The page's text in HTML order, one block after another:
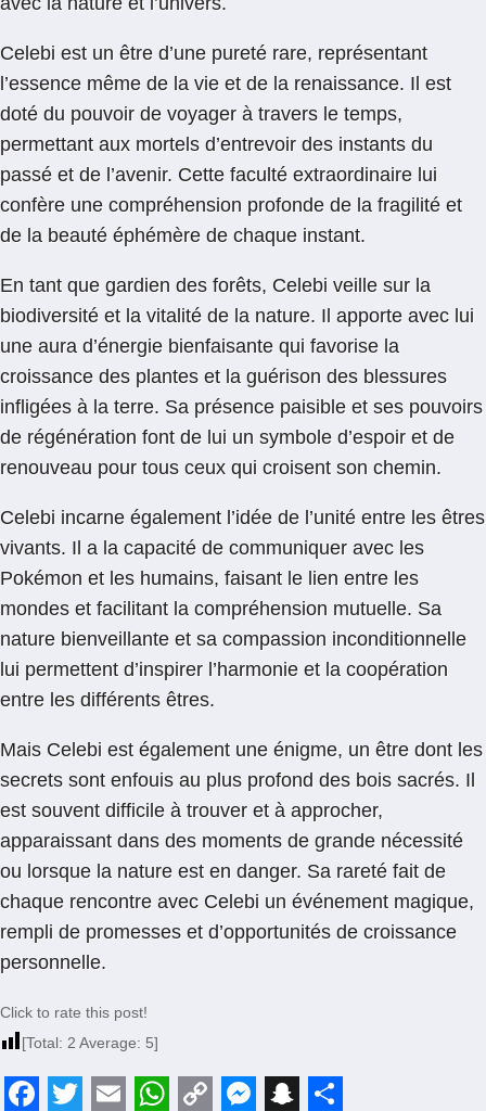
Celebi est un être d’une pureté rare, représentant
l’essence même de la vie et de la renaissance. Il est
doté du pouvoir de voyager à travers le temps,
permettant aux mortels d’entrevoir des instants du
passé et de l’avenir. Cette faculté extraordinaire lui
confère une compréhension profonde de la fragilité et
de la beauté éphémère de chaque instant.
En tant que gardien des forêts, Celebi veille sur la
biodiversité et la vitalité de la nature. Il apporte avec lui
une aura d’énergie bienfaisante qui favorise la
croissance des plantes et la guérison des blessures
infligées à la terre. Sa présence paisible et ses pouvoirs
de régénération font de lui un symbole d’espoir et de
renouveau pour tous ceux qui croisent son chemin.
Celebi incarne également l’idée de l’unité entre les êtres
vivants. Il a la capacité de communiquer avec les
Pokémon et les humains, faisant le lien entre les
mondes et facilitant la compréhension mutuelle. Sa
nature bienveillante et sa compassion inconditionnelle
lui permettent d’inspirer l’harmonie et la coopération
entre les différents êtres.
Mais Celebi est également une énigme, un être dont les
secrets sont enfouis au plus profond des bois sacrés. Il
est souvent difficile à trouver et à approcher,
apparaissant dans des moments de grande nécessité
ou lorsque la nature est en danger. Sa rareté fait de
chaque rencontre avec Celebi un événement magique,
rempli de promesses et d’opportunités de croissance
personnelle.
Click to rate this post!
[Total: 2 Average: 5]